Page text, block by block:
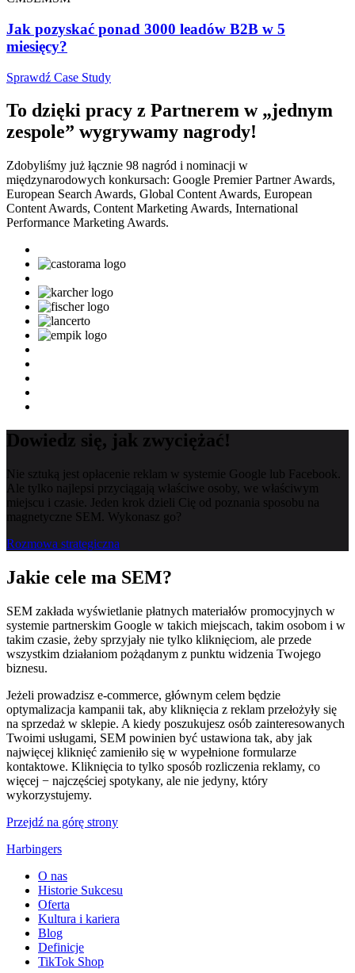
Jak pozyskać ponad 3000 leadów B2B w 5
miesięcy?
Sprawdź Case Study
To dzięki pracy z Partnerem w „jednym
zespole” wygrywamy nagrody!
Zdobyliśmy już łącznie 98 nagród i nominacji w
międzynarodowych konkursach: Google Premier Partner Awards,
European Search Awards, Global Content Awards, European
Content Awards, Content Marketing Awards, International
Performance Marketing Awards.
Dowiedz się, jak zwyciężać!
Nie sztuką jest opłacenie reklam w systemie Google lub Facebook.
Ale tylko najlepsi przyciągają właściwe osoby, we właściwym
miejscu i czasie. Jeden krok dzieli Cię od poznania sposobu na
magnetyczne SEM. Wykonasz go?
Rozmowa strategiczna
Jakie cele ma SEM?
SEM zakłada wyświetlanie płatnych materiałów promocyjnych w
systemie partnerskim Google w takich miejscach, takim osobom i w
takim czasie, żeby sprzyjały nie tylko kliknięciom, ale przede
wszystkim działaniom pożądanym z punktu widzenia Twojego
biznesu.
Jeżeli prowadzisz e-commerce, głównym celem będzie
optymalizacja kampanii tak, aby kliknięcia z reklam przełożyły się
na sprzedaż w sklepie. A kiedy poszukujesz osób zainteresowanych
Twoimi usługami, SEM powinien być ustawiona tak, aby jak
najwięcej kliknięć zamieniło się w wypełnione formularze
kontaktowe. Kliknięcia to tylko sposób rozliczenia reklamy, co
więcej − najczęściej spotykany, ale nie jedyny, który
wykorzystujemy.
Przejdź na górę strony
Harbingers
O nas
Historie Sukcesu
Oferta
Kultura i kariera
Blog
Definicje
TikTok Shop